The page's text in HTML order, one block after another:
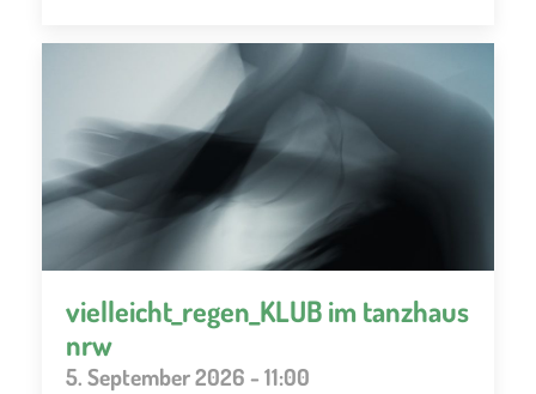
vielleicht_regen_KLUB im tanzhaus
nrw
5. September 2026 - 11:00